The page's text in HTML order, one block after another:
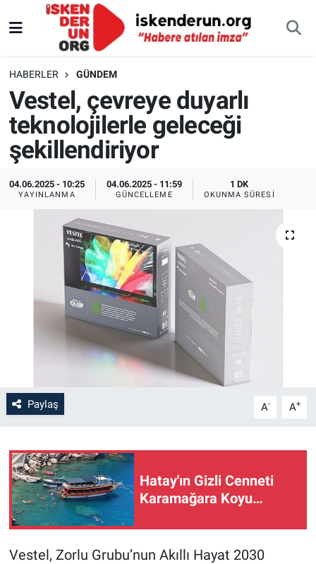
HABERLER GÜNDEM
Vestel, çevreye duyarlı
teknolojilerle geleceği
şekillendiriyor
04.06.2025 - 10:25
YAYINLANMA
04.06.2025 - 11:59
GÜNCELLEME
1 DK
OKUNMA SÜRESI
Paylaş A- A+
Hatay'ın Gizli Cenneti
Karamağara Koyu…
Vestel, Zorlu Grubu’nun Akıllı Hayat 2030